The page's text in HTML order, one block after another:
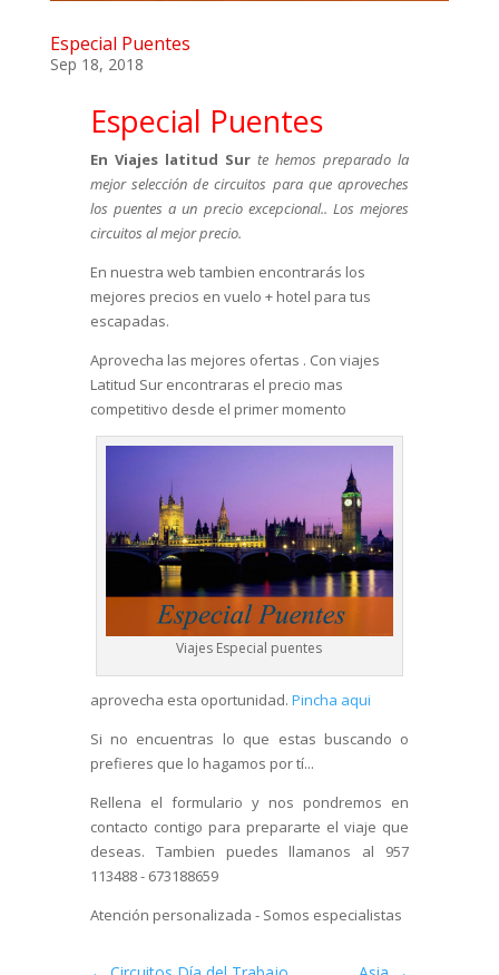
Especial Puentes
Sep 18, 2018
Especial Puentes
En Viajes latitud Surte hemos preparado la
mejor selección de circuitos para que aproveches
los puentes a un precio excepcional.. Los mejores
circuitos al mejor precio.
En nuestra web tambien encontrarás los
mejores precios en vuelo + hotel para tus
escapadas.
Aprovecha las mejores ofertas . Con viajes
Latitud Sur encontraras el precio mas
competitivo desde el primer momento
Viajes Especial puentes
aprovecha esta oportunidad. Pincha aqui
Si no encuentras lo que estas buscando o
prefieres que lo hagamos por tí...
Rellena el formulario y nos pondremos en
contacto contigo para prepararte el viaje que
deseas. Tambien puedes llamanos al 957
113488 - 673188659
Atención personalizada - Somos especialistas